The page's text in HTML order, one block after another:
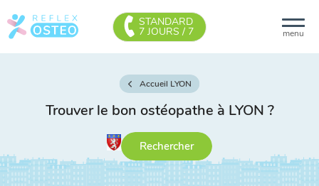
menu
STANDARD
7 JOURS / 7
Accueil LYON
Trouver le bon ostéopathe à LYON ?
Rechercher